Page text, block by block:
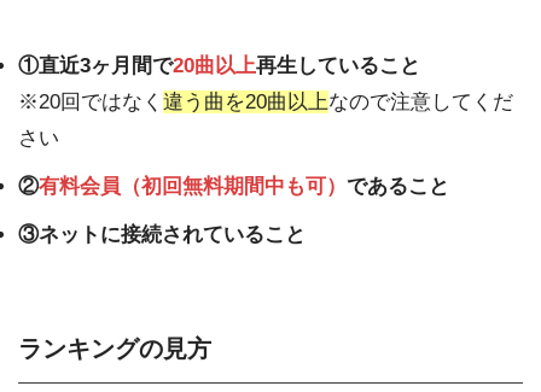
①直近3ヶ月間で20曲以上再生していること
※20回ではなく 違う曲を20曲以上なので注意してくだ
さい
②有料会員（初回無料期間中も可） であること
③ネットに接続されていること
ランキングの見方